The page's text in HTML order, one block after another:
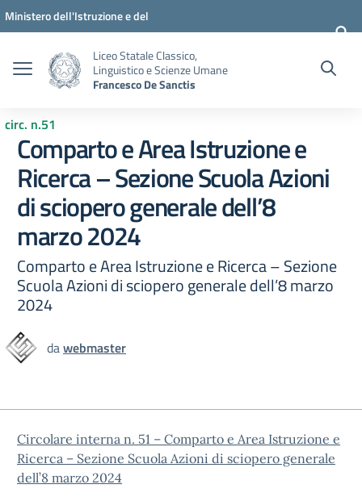
Vai ai contenuti
Vai al menu di navigazione
Vai al footer
Ministero dell'Istruzione e del
Liceo Statale Classico,
Linguistico e Scienze Umane
Francesco De Sanctis
circ. n.51
Comparto e Area Istruzione e
Ricerca – Sezione Scuola Azioni
di sciopero generale dell’8
marzo 2024
Comparto e Area Istruzione e Ricerca – Sezione
Scuola Azioni di sciopero generale dell’8 marzo
2024
dawebmaster
Circolare interna n. 51 – Comparto e Area Istruzione e
Ricerca – Sezione Scuola Azioni di sciopero generale
dell’8 marzo 2024